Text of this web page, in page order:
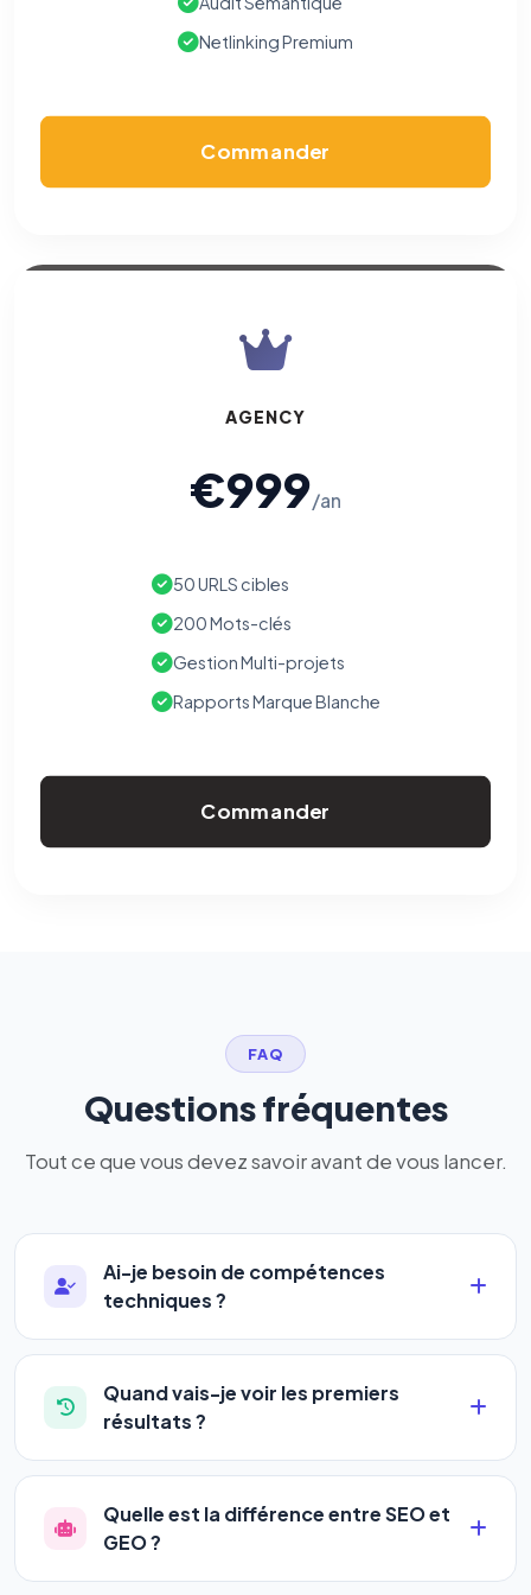
Netlinking Premium
Commander
AGENCY
€999/an
50 URLS cibles
200 Mots-clés
Gestion Multi-projets
Rapports Marque Blanche
Commander
FAQ
Questions fréquentes
Tout ce que vous devez savoir avant de vous lancer.
Ai-je besoin de compétences
techniques ?
Absolument pas. Notre logiciel a été conçu pour
être accessible àtous les profils: artisans,
commerçants, auto-entrepreneurs, PME ou
complexe — vous renseignez l'adresse de votre
site, décrivez votre activité, et le logiciel gère tout
en automatique 24h/24.
Quand vais-je voir les premiers
résultats ?
La plupart de nos utilisateurs observent une
amélioration de leur positionnement en4 à 6
semaines. Le référencement est un marathon, pas
Quelle est la différence entre SEO et
GEO ?